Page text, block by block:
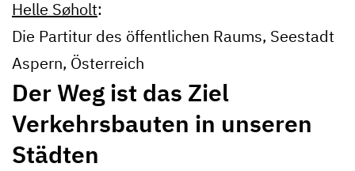
Helle Søholt:
Die Partitur des öffentlichen Raums, Seestadt
Aspern, Österreich
Der Weg ist das Ziel
Verkehrsbauten in unseren
Städten